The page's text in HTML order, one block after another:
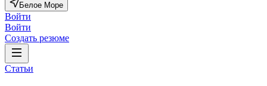
Белое Море
Войти
Войти
Создать резюме
Статьи